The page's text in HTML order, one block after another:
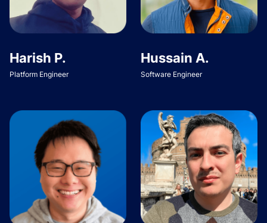
Harish P.
Platform Engineer
Hussain A.
Software Engineer